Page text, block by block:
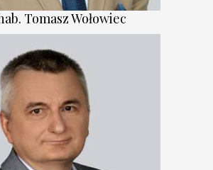
Tomasz Wołowiec